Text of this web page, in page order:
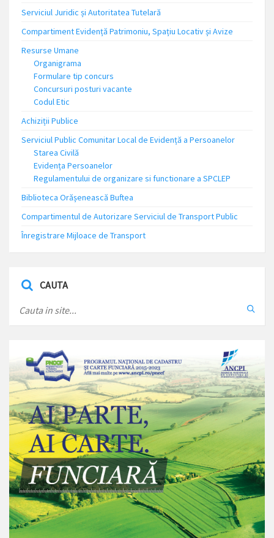
Serviciul Juridic și Autoritatea Tutelară
Compartiment Evidență Patrimoniu, Spațiu Locativ și Avize
Resurse Umane
Organigrama
Formulare tip concurs
Concursuri posturi vacante
Codul Etic
Achiziții Publice
Serviciul Public Comunitar Local de Evidență a Persoanelor
Starea Civilă
Evidența Persoanelor
Regulamentului de organizare si functionare a SPCLEP
Biblioteca Orășenească Buftea
Compartimentul de Autorizare Serviciul de Transport Public
Înregistrare Mijloace de Transport
CAUTA